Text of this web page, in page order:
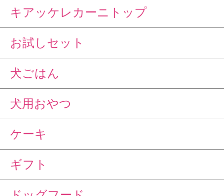
キアッケレカーニトップ
お試しセット
犬ごはん
犬用おやつ
ケーキ
ギフト